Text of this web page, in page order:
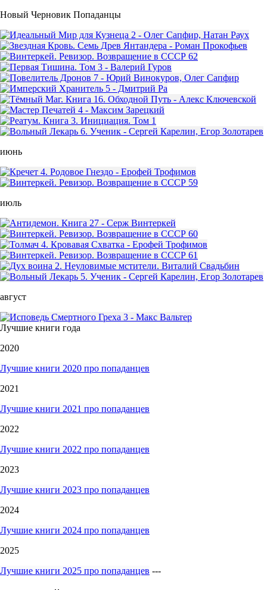
Новый Черновик Попаданцы
июнь
июль
август
Лучшие книги года
2020
Лучшие книги 2020 про попаданцев
2021
Лучшие книги 2021 про попаданцев
2022
Лучшие книги 2022 про попаданцев
2023
Лучшие книги 2023 про попаданцев
2024
Лучшие книги 2024 про попаданцев
2025
Лучшие книги 2025 про попаданцев ---